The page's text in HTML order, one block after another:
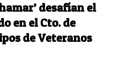
desafían el
en el Cto. de
de Veteranos